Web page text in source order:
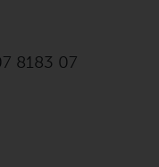
8183 07